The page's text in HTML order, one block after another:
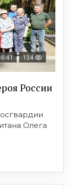
134
России
Олега